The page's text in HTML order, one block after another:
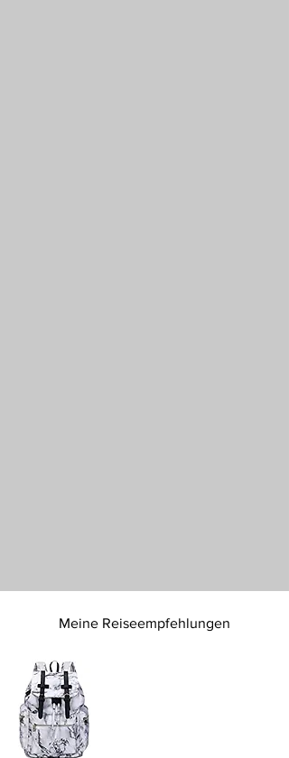
Meine Reiseempfehlungen